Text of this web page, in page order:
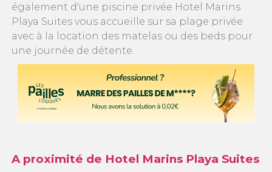
également d'une piscine privée Hotel Marins
Playa Suites vous accueille sur sa plage privée
avec à la location des matelas ou des beds pour
une journée de détente.
A proximité de Hotel Marins Playa Suites